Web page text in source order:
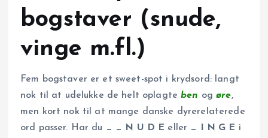
bogstaver (snude,
vinge m.fl.)
Fem bogstaver er et sweet-spot i krydsord: langt
nok til at udelukke de helt oplagteben ogøre,
men kort nok til at mange danske dyrerelaterede
ord passer. Har du _ _ N U D E eller _ I N G E i